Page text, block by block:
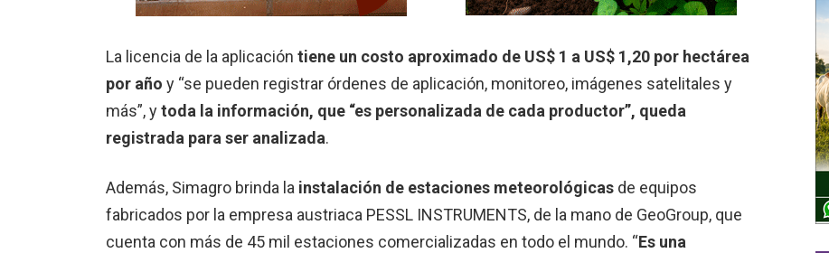
La licencia de la aplicación tiene un costo aproximado de US$ 1 a US$ 1,20 por hectárea
por año y “se pueden registrar órdenes de aplicación, monitoreo, imágenes satelitales y
más”, ytoda la información, que “es personalizada de cada productor”, queda
registrada para ser analizada.
Además, Simagro brinda la instalación de estaciones meteorológicas de equipos
fabricados por la empresa austriaca PESSL INSTRUMENTS, de la mano de GeoGroup, que
cuenta con más de 45 mil estaciones comercializadas en todo el mundo. “Es una